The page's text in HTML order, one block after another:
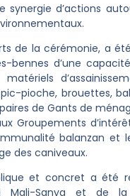
synergie d’actions
de la cérémonie, a
bennes d’une
pioche, brouettes,
de Gants de
Groupements
balanzan et
des caniveaux.
et concret a été
Mali-Sanya et de la